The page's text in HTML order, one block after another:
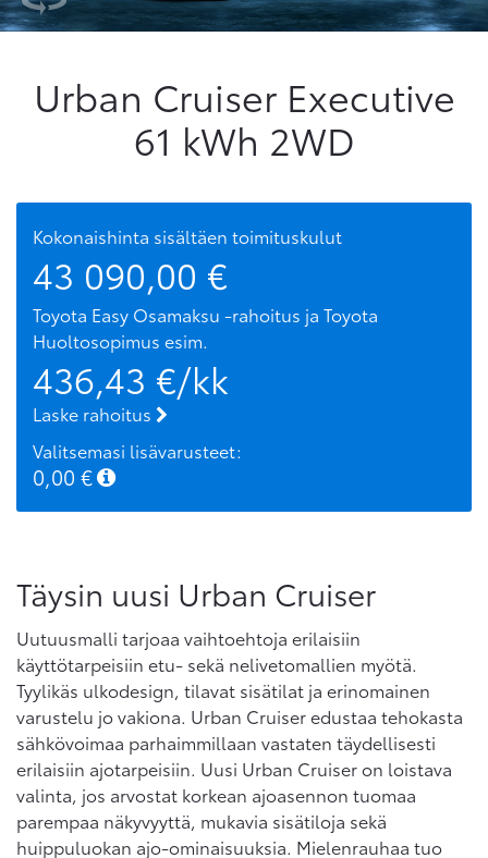
Urban Cruiser Executive
61 kWh 2WD
Kokonaishinta sisältäen toimituskulut
43 090,00 €
Toyota Easy Osamaksu -rahoitus ja Toyota
Huoltosopimus esim.
436,43 €/kk
Laske rahoitus
Valitsemasi lisävarusteet:
0,00 €
Täysin uusi Urban Cruiser
Uutuusmalli tarjoaa vaihtoehtoja erilaisiin
käyttötarpeisiin etu- sekä nelivetomallien myötä.
Tyylikäs ulkodesign, tilavat sisätilat ja erinomainen
varustelu jo vakiona. Urban Cruiser edustaa tehokasta
sähkövoimaa parhaimmillaan vastaten täydellisesti
erilaisiin ajotarpeisiin. Uusi Urban Cruiser on loistava
valinta, jos arvostat korkean ajoasennon tuomaa
parempaa näkyvyyttä, mukavia sisätiloja sekä
huippuluokan ajo-ominaisuuksia. Mielenrauhaa tuo